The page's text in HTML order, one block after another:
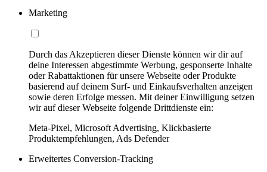
Marketing
Durch das Akzeptieren dieser Dienste können wir dir auf
deine Interessen abgestimmte Werbung, gesponserte Inhalte
oder Rabattaktionen für unsere Webseite oder Produkte
basierend auf deinem Surf- und Einkaufsverhalten anzeigen
sowie deren Erfolge messen. Mit deiner Einwilligung setzen
wir auf dieser Webseite folgende Drittdienste ein:
Meta-Pixel, Microsoft Advertising, Klickbasierte
Produktempfehlungen, Ads Defender
Erweitertes Conversion-Tracking